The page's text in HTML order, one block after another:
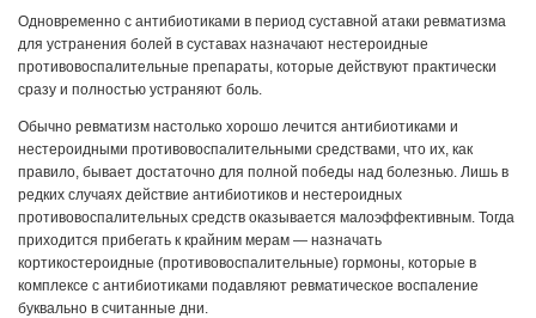
Одновременно с антибиотиками в период суставной атаки ревматизма
для устранения болей в суставах назначают нестероидные
противовоспалительные препараты, которые действуют практически
сразу и полностью устраняют боль.
Обычно ревматизм настолько хорошо лечится антибиотиками и
нестероидными противовоспалительными средствами, что их, как
правило, бывает достаточно для полной победы над болезнью. Лишь в
редких случаях действие антибиотиков и нестероидных
противовоспалительных средств оказывается малоэффективным. Тогда
приходится прибегать к крайним мерам — назначать
кортикостероидные (противовоспалительные) гормоны, которые в
комплексе с антибиотиками подавляют ревматическое воспаление
буквально в считанные дни.